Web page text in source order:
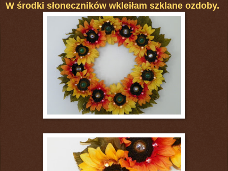
W środki słoneczników wkleiłam szklane ozdoby.